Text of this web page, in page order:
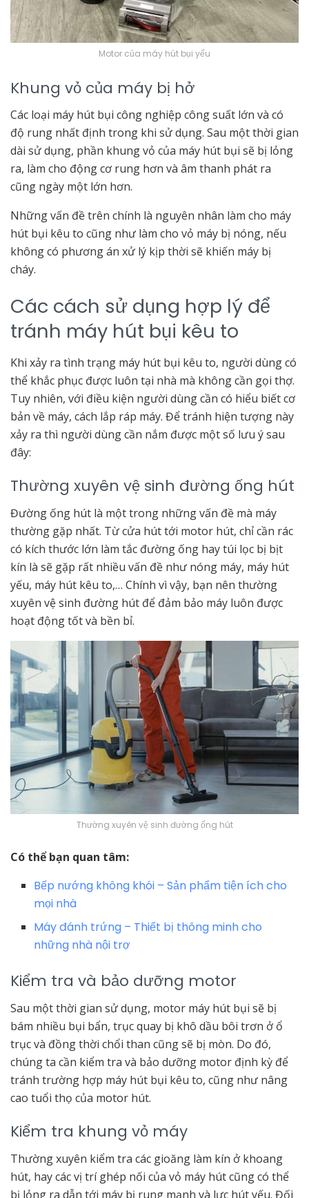
Motor của máy hút bụi yếu
Khung vỏ của máy bị hở
Các loại máy hút bụi công nghiệp công suất lớn và có
độ rung nhất định trong khi sử dụng. Sau một thời gian
dài sử dụng, phần khung vỏ của máy hút bụi sẽ bị lỏng
ra, làm cho động cơ rung hơn và âm thanh phát ra
cũng ngày một lớn hơn.
Những vấn đề trên chính là nguyên nhân làm cho máy
hút bụi kêu to cũng như làm cho vỏ máy bị nóng, nếu
không có phương án xử lý kịp thời sẽ khiến máy bị
cháy.
Các cách sử dụng hợp lý để
tránh máy hút bụi kêu to
Khi xảy ra tình trạng máy hút bụi kêu to, người dùng có
thể khắc phục được luôn tại nhà mà không cần gọi thợ.
Tuy nhiên, với điều kiện người dùng cần có hiểu biết cơ
bản về máy, cách lắp ráp máy. Để tránh hiện tượng này
xảy ra thì người dùng cần nắm được một số lưu ý sau
đây:
Thường xuyên vệ sinh đường ống hút
Đường ống hút là một trong những vấn đề mà máy
thường gặp nhất. Từ cửa hút tới motor hút, chỉ cần rác
có kích thước lớn làm tắc đường ống hay túi lọc bị bịt
kín là sẽ gặp rất nhiều vấn đề như nóng máy, máy hút
yếu, máy hút kêu to,… Chính vì vậy, bạn nên thường
xuyên vệ sinh đường hút để đảm bảo máy luôn được
hoạt động tốt và bền bỉ.
Thường xuyên vệ sinh đường ống hút
Có thể bạn quan tâm:
Bếp nướng không khói – Sản phẩm tiện ích cho
mọi nhà
Máy đánh trứng – Thiết bị thông minh cho
những nhà nội trợ
Kiểm tra và bảo dưỡng motor
Sau một thời gian sử dụng, motor máy hút bụi sẽ bị
bám nhiều bụi bẩn, trục quay bị khô dầu bôi trơn ở ổ
trục và đồng thời chổi than cũng sẽ bị mòn. Do đó,
chúng ta cần kiểm tra và bảo dưỡng motor định kỳ để
tránh trường hợp máy hút bụi kêu to, cũng như nâng
cao tuổi thọ của motor hút.
Kiểm tra khung vỏ máy
Thường xuyên kiểm tra các gioăng làm kín ở khoang
hút, hay các vị trí ghép nối của vỏ máy hút cũng có thể
bị lỏng ra dẫn tới máy bị rung mạnh và lực hút yếu. Đối